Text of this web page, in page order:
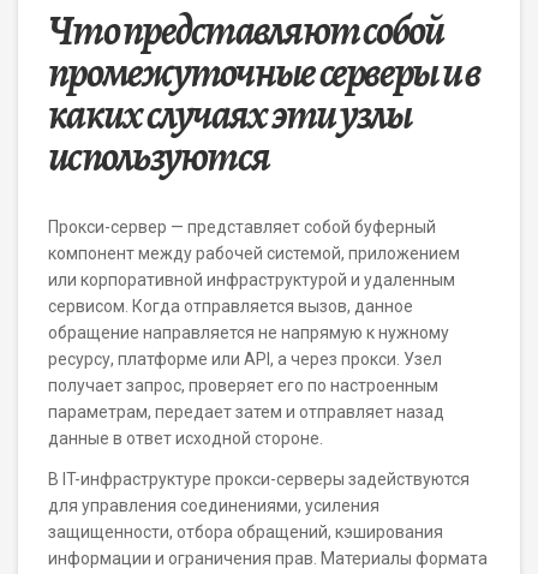
Что представляют собой
промежуточные серверы и в
каких случаях эти узлы
используются
Прокси-сервер — представляет собой буферный
компонент между рабочей системой, приложением
или корпоративной инфраструктурой и удаленным
сервисом. Когда отправляется вызов, данное
обращение направляется не напрямую к нужному
ресурсу, платформе или API, а через прокси. Узел
получает запрос, проверяет его по настроенным
параметрам, передает затем и отправляет назад
данные в ответ исходной стороне.
В IT-инфраструктуре прокси-серверы задействуются
для управления соединениями, усиления
защищенности, отбора обращений, кэширования
информации и ограничения прав. Материалы формата